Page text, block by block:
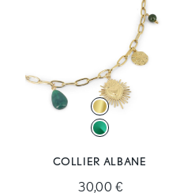
COLLIER ALBANE
30,00 €